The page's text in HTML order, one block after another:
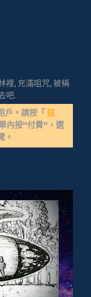
裡, 充滿咀咒, 被稱
吧.
戶。請按「這
內按"付費"，選
。